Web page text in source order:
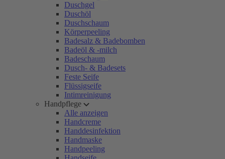
Duschgel
Duschöl
Duschschaum
Körperpeeling
Badesalz & Badebomben
Badeöl & -milch
Badeschaum
Dusch- & Badesets
Feste Seife
Flüssigseife
Intimreinigung
Handpflege
Alle anzeigen
Handcreme
Handdesinfektion
Handmaske
Handpeeling